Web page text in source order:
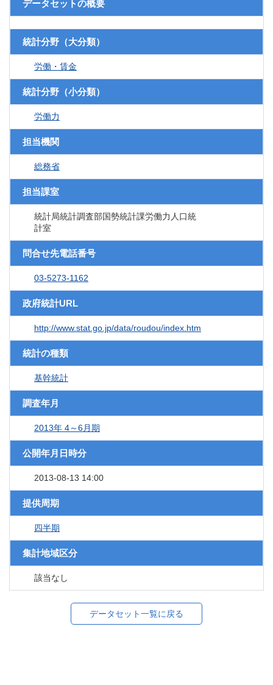
データセットの概要
統計分野（大分類）
労働・賃金
統計分野（小分類）
労働力
担当機関
総務省
担当課室
統計局統計調査部国勢統計課労働力人口統
計室
問合せ先電話番号
03-5273-1162
政府統計URL
http://www.stat.go.jp/data/roudou/index.htm
統計の種類
基幹統計
調査年月
2013年 4～6月期
公開年月日時分
2013-08-13 14:00
提供周期
四半期
集計地域区分
該当なし
データセット一覧に戻る